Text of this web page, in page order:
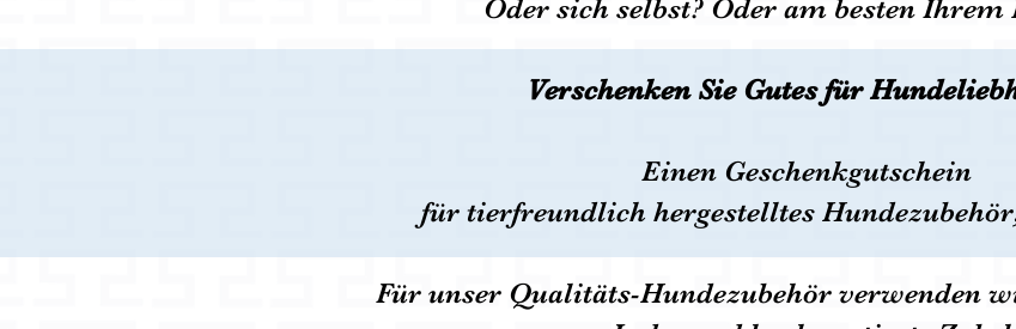
Oder sich selbst? Oder am besten Ihrem
Verschenken Sie Gutes für
Einen Geschenkgutschein
für tierfreundlich hergestelltes
Für unser Qualitäts-Hundezubehör verwenden